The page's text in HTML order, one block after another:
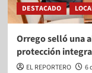
DESTACADO
Orrego selló una
protección
EL REPORTERO 6